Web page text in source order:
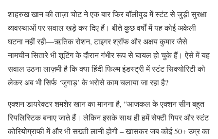
शाहरुख खान की ताज़ा चोट ने एक बार फिर बॉलीवुड में स्टंट से जुड़ी सुरक्षा
व्यवस्थाओं पर सवाल खड़े कर दिए हैं। बीते कुछ वर्षों में यह कोई अकेली
घटना नहीं रही—ऋतिक रोशन, टाइगर श्रॉफ और अक्षय कुमार जैसे
नामचीन सितारे भी शूटिंग के दौरान गंभीर रूप से घायल हो चुके हैं। ऐसे में यह
सवाल उठना लाज़मी है कि क्या हिंदी फिल्म इंडस्ट्री में स्टंट सिक्योरिटी को
लेकर अब भी सिर्फ ‘जुगाड़’ के भरोसे काम चलाया जा रहा है?
एक्शन डायरेक्टर शमशेर खान का मानना है, “आजकल के एक्शन सीन बहुत
रियलिस्टिक बनाए जाते हैं। लेकिन इसके साथ ही हमें सेफ्टी गियर और स्टंट
कोरियोग्राफी में और भी सख्ती लानी होगी – खासकर जब कोई 50+ उम्र का